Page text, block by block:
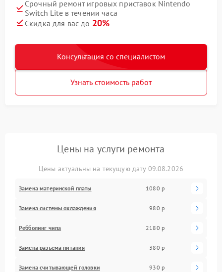
Срочный ремонт игровых приставок Nintendo
Switch Lite в течении часа
Скидка для вас до 20%
Консультация со специалистом
Узнать стоимость работ
Цены на услуги ремонта
Цены актуальны на текущую дату 09.08.2026
Замена материнской платы 1080 р
Замена системы охлаждения 980 р
Ребболинг чипа 2180 р
Замена разъема питания 380 р
Замена считывающей головки 930 р